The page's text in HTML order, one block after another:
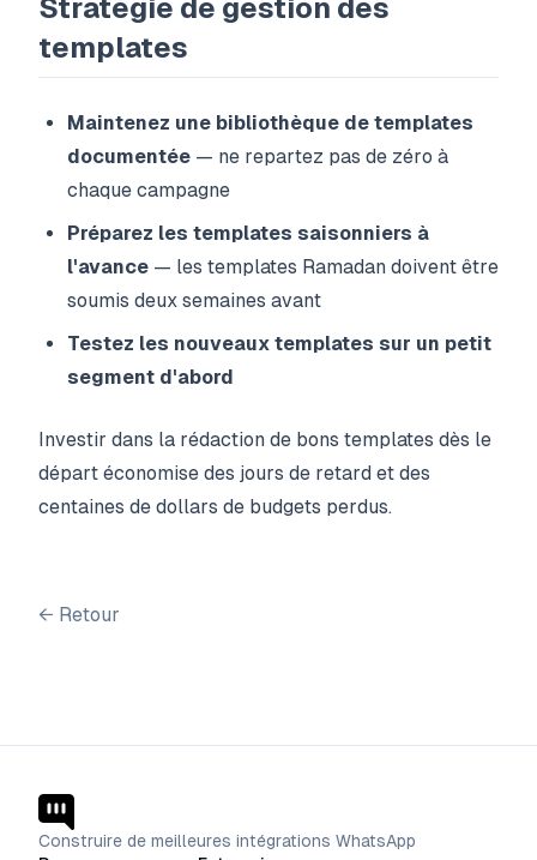
Stratégie de gestion des
templates
Maintenez une bibliothèque de templates
documentée — ne repartez pas de zéro à
chaque campagne
Préparez les templates saisonniers à
l'avance — les templates Ramadan doivent être
soumis deux semaines avant
Testez les nouveaux templates sur un petit
segment d'abord
Investir dans la rédaction de bons templates dès le
départ économise des jours de retard et des
centaines de dollars de budgets perdus.
← Retour
Construire de meilleures intégrations WhatsApp